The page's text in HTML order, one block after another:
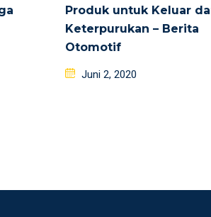
Produk untuk Keluar
Keterpurukan – Berita
Otomotif
Posted
Juni 2, 2020